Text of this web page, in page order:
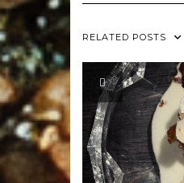
RELATED POSTS